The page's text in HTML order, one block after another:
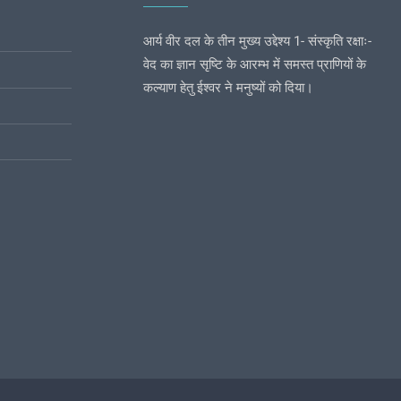
आर्य वीर दल के तीन मुख्य उद्देश्य 1- संस्कृति रक्षाः-
वेद का ज्ञान सृष्टि के आरम्भ में समस्त प्राणियों के
कल्याण हेतु ईश्वर ने मनुष्यों को दिया।